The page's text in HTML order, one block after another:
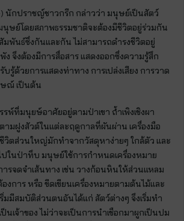
นักปราชญ์ชาวกรีก กล่าวว่า มนุษย์เป็นสัตว์
นุษย์โดยสภาพธรรมชาติจะต้องมีชีวิตอยู่ร่วมกัน
พันธ์ซึ่งกันและกัน ไม่สามารถดำรงชีวิตอยู่
ง จึงต้องมีการสื่อสาร แสดงออกซึ่งความรู้สึก
รู้ด้วยการแสดงท่าทาง การเปล่งเสียง การวาด
ณ์ เป็นต้น
พ์ที่มนุยษ์อาศัยอยู่ตามป่าเขา ถ้ำเพิงเชิงผา
มฝูงสัวต์ในแต่ละฤดูกาลที่ผันผ่าน เครื่องมือ
ชีวิตส่วนใหญ่มักทำจากวัสดุหาง่ายๆ ใกล้ตัว และ
ปในป่าทึบ มนุษย์ใช้การกำหนดเครื่องหมาย
ารจดจำเส้นทาง เช่น วางก้อนหินให้ส่วนแหลม
การ หรือ ขีดเขียนเครื่องหมายตามต้นไม้และ
มมีสมบัติส่วนตนอันได้แก่ สัตว์ต่างๆ จึงเริ่มทำ
เจ้าของ ไม่ว่าจะเป็นการนำเชือกมาผูกเป็นปม